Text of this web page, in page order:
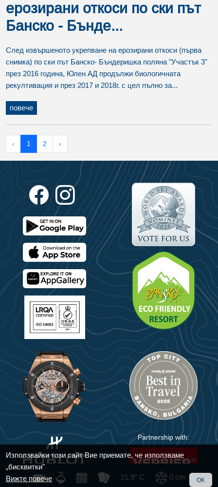
21.9° C 0 cm
ерозирани откоси по ски път
Банско - Бънде...
След извършеното укрепване на ерозирани откоси (първа
снимка) по ски път Банско- Бъндеришка поляна "Участък 3"
през 2016 година, Юлен АД продължи биологичната
рекултивация и през 2017 и 2018г. с цел пълно за...
повече
‹ 1 2 ›
Partnership with:
Използвайки този сайт Вие приемате, че използваме
„бисквитки"
Вижте повече
OK